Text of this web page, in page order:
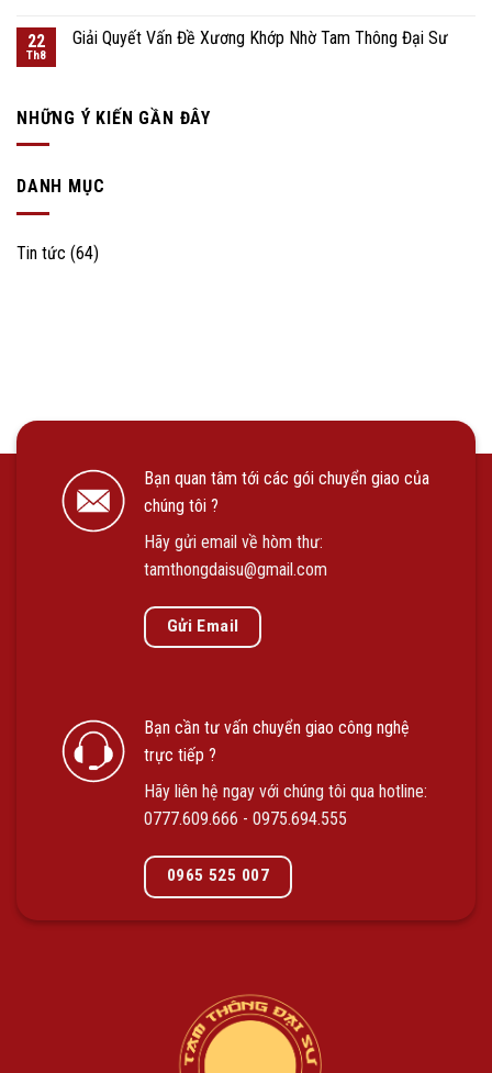
22
Th8
Giải Quyết Vấn Đề Xương Khớp Nhờ Tam Thông Đại Sư
NHỮNG Ý KIẾN ​​GẦN ĐÂY
DANH MỤC
Tin tức (64)
Bạn quan tâm tới các gói chuyển giao của
chúng tôi ?
Hãy gửi email về hòm thư:
tamthongdaisu@gmail.com
Gửi Email
Bạn cần tư vấn chuyển giao công nghệ
trực tiếp ?
Hãy liên hệ ngay với chúng tôi qua hotline:
0777.609.666 - 0975.694.555
0965 525 007